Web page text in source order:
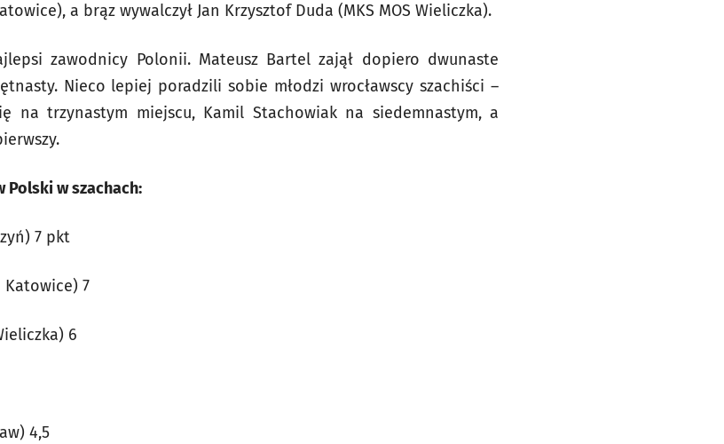
a brąz wywalczył Jan Krzysztof Duda (MKS MOS Wieliczka).
zawodnicy Polonii. Mateusz Bartel zajął dopiero dwunaste
Nieco lepiej poradzili sobie młodzi wrocławscy szachiści –
na trzynastym miejscu, Kamil Stachowiak na siedemnastym, a
w szachach:
7 pkt
Katowice) 7
6
4,5